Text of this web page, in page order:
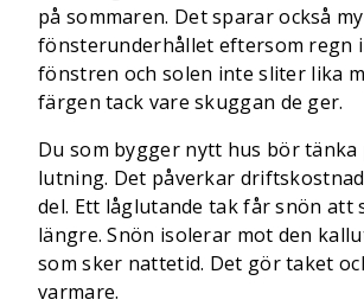
på sommaren. Det sparar också
fönsterunderhållet eftersom regn
fönstren och solen inte sliter lika
färgen tack vare skuggan de ger.
Du som bygger nytt hus bör tänka
lutning. Det påverkar
del. Ett låglutande tak får snön att
längre. Snön isolerar mot den
som sker nattetid. Det gör taket
varmare.